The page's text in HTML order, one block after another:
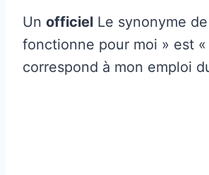
Un officiel Le synonyme
fonctionne pour moi » est «
correspond à mon emploi